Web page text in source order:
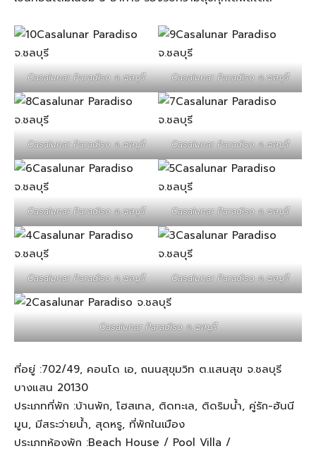
Casalunar Paradiso จ.ชลบุรี Casalunar Paradiso จ.ชลบุรี
Casalunar Paradiso จ.ชลบุรี Casalunar Paradiso จ.ชลบุรี
Casalunar Paradiso จ.ชลบุรี Casalunar Paradiso จ.ชลบุรี
Casalunar Paradiso จ.ชลบุรี Casalunar Paradiso จ.ชลบุรี
Casalunar Paradiso จ.ชลบุรี
ที่อยู่ :702/49, คอนโด เอ, ถนนสุขุมวิท ต.แสนสุข จ.ชลบุรี
บางแสน 20130
ประเภทที่พัก :บ้านพัก, โฮสเทล, ติดทะเล, ติดริมน้ำ, คู่รัก-ฮันนี
มูน, มีสระว่ายน้ำ, สุดหรู, ที่พักในเมือง
ประเภทห้องพัก :Beach House / Pool Villa /